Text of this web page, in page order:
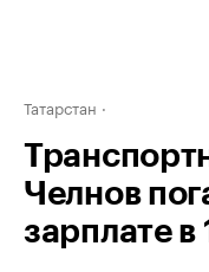
Татарстан
Челнов
зарплате в